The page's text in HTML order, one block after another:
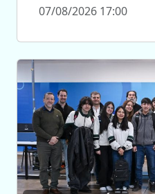
07/08/2026 17:00